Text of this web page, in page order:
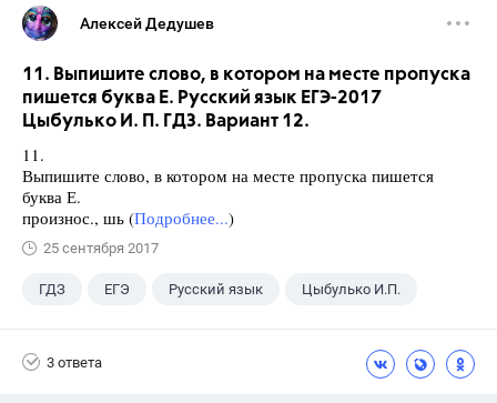
Алексей Дедушев
11. Выпишите слово, в котором на месте пропуска
пишется буква Е. Русский язык ЕГЭ-2017
Цыбулько И. П. ГДЗ. Вариант 12.
11.
Выпишите слово, в котором на месте пропуска пишется
буква Е.
произнос., шь (Подробнее...)
25 сентября 2017
ГДЗ ЕГЭ Русский язык Цыбулько И.П.
3 ответа